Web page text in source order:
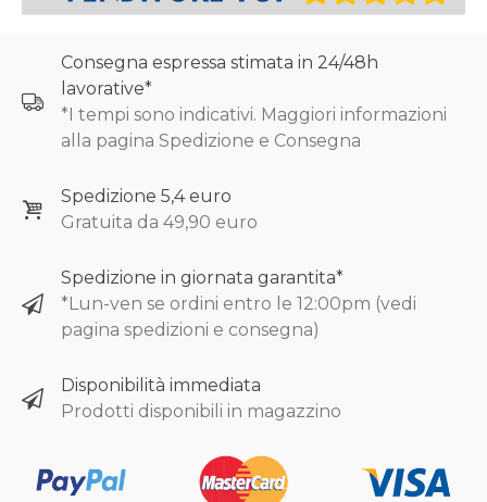
Consegna espressa stimata in 24/48h
lavorative*
*I tempi sono indicativi. Maggiori informazioni
alla pagina Spedizione e Consegna
Spedizione 5,4 euro
Gratuita da 49,90 euro
Spedizione in giornata garantita*
*Lun-ven se ordini entro le 12:00pm (vedi
pagina spedizioni e consegna)
Disponibilità immediata
Prodotti disponibili in magazzino